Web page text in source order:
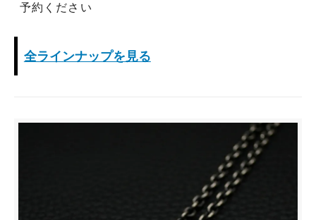
予約ください
全ラインナップを見る